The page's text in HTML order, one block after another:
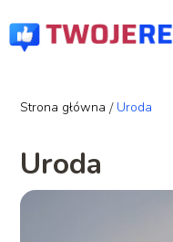
Strona główna / Uroda
Uroda